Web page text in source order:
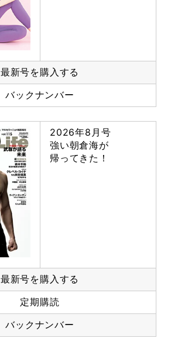
最新号を購入する
バックナンバー
2026年8月号
強い朝倉海が
帰ってきた！
最新号を購入する
定期購読
バックナンバー